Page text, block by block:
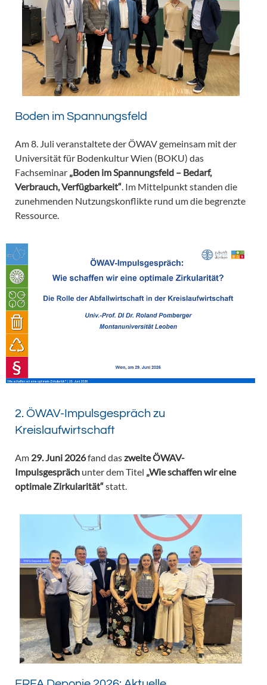
Boden im Spannungsfeld
Am 8. Juli veranstaltete der ÖWAV gemeinsam mit der
Universität für Bodenkultur Wien (BOKU) das
Fachseminar „Boden im Spannungsfeld – Bedarf,
Verbrauch, Verfügbarkeit“ . Im Mittelpunkt standen die
zunehmenden Nutzungskonflikte rund um die begrenzte
Ressource.
2. ÖWAV-Impulsgespräch zu
Kreislaufwirtschaft
Am 29. Juni 2026fand daszweite ÖWAV-
Impulsgespräch unter dem Titel „Wie schaffen wir eine
optimale Zirkularität“statt.